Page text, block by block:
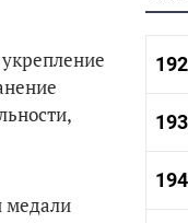
медали